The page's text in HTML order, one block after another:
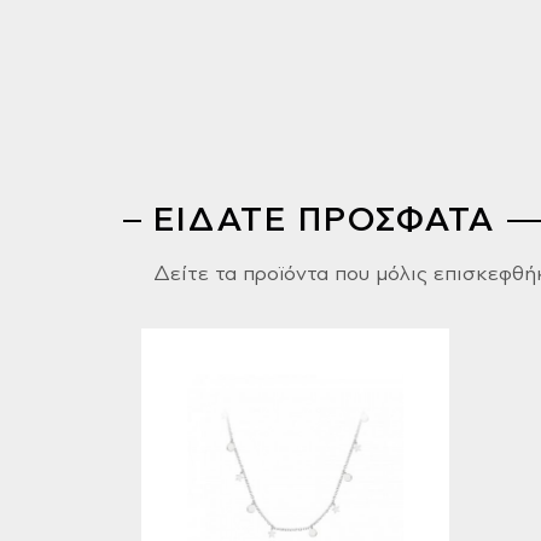
ΕΙΔΑΤΕ ΠΡΟΣΦΑΤΑ
Δείτε τα προϊόντα που μόλις